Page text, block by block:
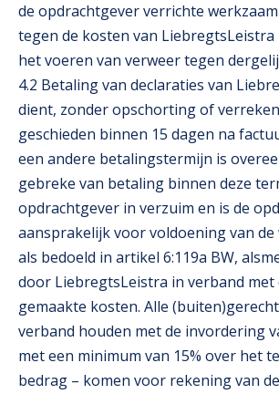
de opdrachtgever verrichte
tegen de kosten van
het voeren van verweer tegen
4.2 Betaling van declaraties van
dient, zonder opschorting of
geschieden binnen 15 dagen na
een andere betalingstermijn is
gebreke van betaling binnen deze
opdrachtgever in verzuim en is de
aansprakelijk voor voldoening van
als bedoeld in artikel 6:119a BW,
door LiebregtsLeistra in verband
gemaakte kosten. Alle
verband houden met de invordering
met een minimum van 15% over het
bedrag – komen voor rekening van